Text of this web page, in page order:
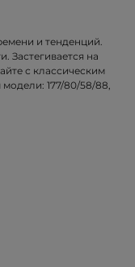
и тенденций.
Застегивается на
с классическим
177/80/58/88,